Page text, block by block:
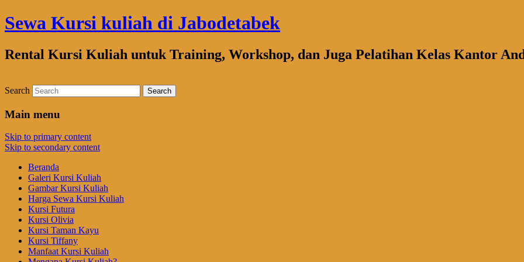
Sewa Kursi kuliah di Jabodetabek
Rental Kursi Kuliah untuk Training, Workshop, dan Juga Pelatihan Kelas Kantor
Search
Main menu
Skip to primary content
Skip to secondary content
Beranda
Galeri Kursi Kuliah
Gambar Kursi Kuliah
Harga Sewa Kursi Kuliah
Kursi Futura
Kursi Olivia
Kursi Taman Kayu
Kursi Tiffany
Manfaat Kursi Kuliah